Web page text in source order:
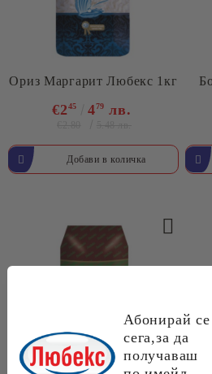
Ориз Маргарит Любекс 1кг
€245 479 лв.
Абонирай се
сега,за да
получаваш